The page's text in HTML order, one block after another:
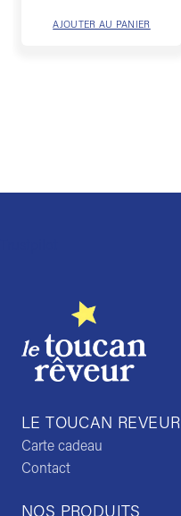
AJOUTER AU PANIER
LE TOUCAN REVEUR
Carte cadeau
Contact